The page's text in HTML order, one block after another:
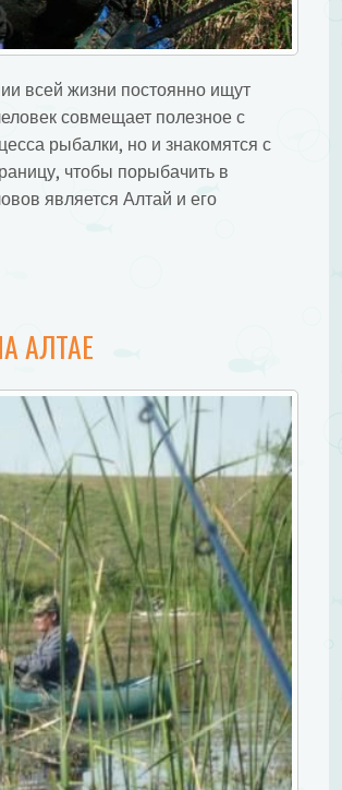
всей жизни постоянно ищут
совмещает полезное с
рыбалки, но и знакомятся с
чтобы порыбачить в
является Алтай и его
АЛТАЕ